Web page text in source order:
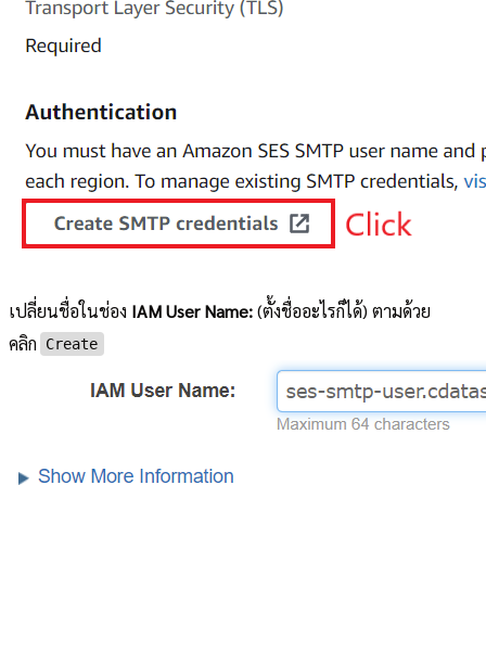
เปลี่ยนชื่อในช่อง IAM User Name:(ตั้งชื่ออะไรก็ได้) ตามด้วย
คลิก
Create